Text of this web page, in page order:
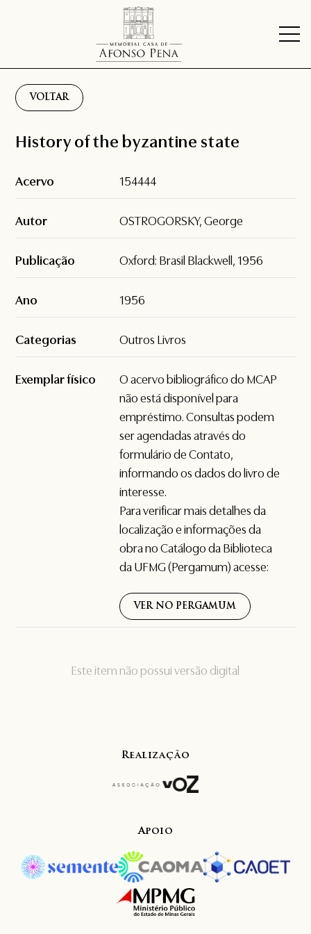
VOLTAR
Este item não possui versão digital
History of the byzantine state
Acervo 154444
Autor OSTROGORSKY, George
Publicação Oxford: Brasil Blackwell, 1956
Ano 1956
Categorias Outros Livros
Exemplar físico
O acervo bibliográfico do MCAP
não está disponível para
empréstimo. Consultas podem
ser agendadas através do
formulário deContato,
informando os dados do livro de
interesse.
Para verificar mais detalhes da
localização e informações da
obra no Catálogo da Biblioteca
da UFMG (Pergamum) acesse:
VER NO PERGAMUM
Realização
Apoio